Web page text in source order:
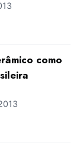
como